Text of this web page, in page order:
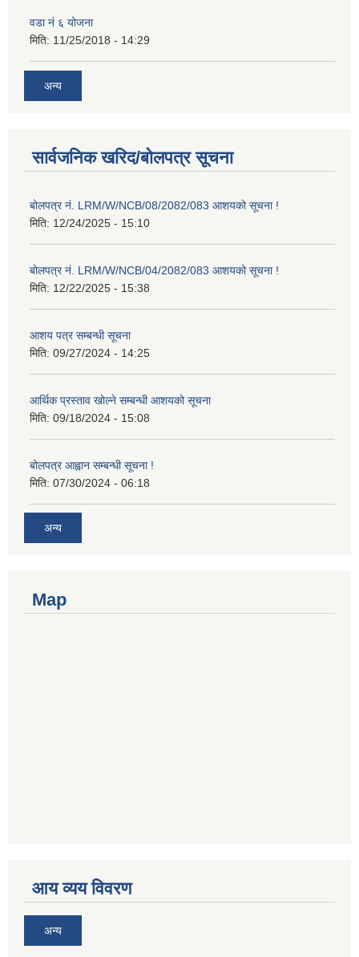
वडा नं ६ योजना
मिति: 11/25/2018 - 14:29
अन्य
सार्वजनिक खरिद/बोलपत्र सूचना
बोलपत्र नं. LRM/W/NCB/08/2082/083 आशयको सूचना !
मिति: 12/24/2025 - 15:10
बोलपत्र नं. LRM/W/NCB/04/2082/083 आशयको सूचना !
मिति: 12/22/2025 - 15:38
आशय पत्र सम्बन्धी सूचना
मिति: 09/27/2024 - 14:25
आर्थिक प्रस्ताव खोल्ने सम्बन्धी आशयको सूचना
मिति: 09/18/2024 - 15:08
बोलपत्र आह्वान सम्बन्धी सूचना !
मिति: 07/30/2024 - 06:18
अन्य
Map
आय व्यय विवरण
अन्य